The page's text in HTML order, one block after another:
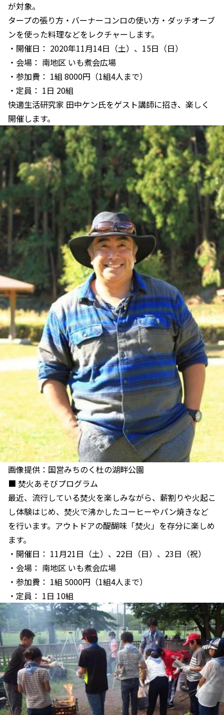
が対象。
タープの張り方・バーナーコンロの使い方・ダッチオーブ
ンを使った料理などをレクチャーします。
・開催日： 2020年11月14日（土）、15日（日）
・会場： 南地区 いも煮会広場
・参加費： 1組 8000円（1組4人まで）
・定員： 1日 20組
快適生活研究家 田中ケン氏をゲスト講師に招き、楽しく
開催します。
画像提供：国営みちのく杜の湖畔公園
■ 焚火あそびプログラム
最近、流行している焚火を楽しみながら、薪割りや火起こ
し体験はじめ、焚火で沸かしたコーヒーやパン焼きなど
を行います。アウトドアの醍醐味「焚火」を存分に楽しめ
ます。
・開催日： 11月21日（土）、22日（日）、23日（祝）
・会場： 南地区 いも煮会広場
・参加費： 1組 5000円（1組4人まで）
・定員： 1日 10組